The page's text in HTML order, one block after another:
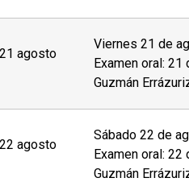
brindar las condiciones y
motriz, sensorial (visual
el cupo , una vez
de la actividad para estar
agosto
Viernes 21 de
Examen oral:
Guzmán
agosto
Sábado 22 de
Examen oral:
Guzmán